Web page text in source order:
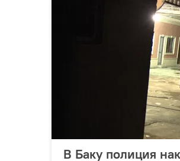
В Баку полиция